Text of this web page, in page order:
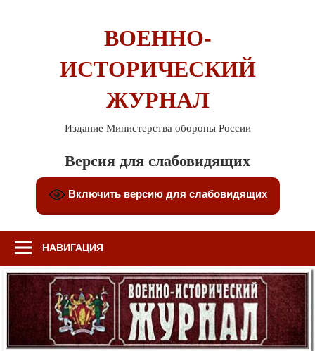
ВОЕННО-
ИСТОРИЧЕСКИЙ
ЖУРНАЛ
Издание Министерства обороны России
Версия для слабовидящих
Включить версию для слабовидящих
НАВИГАЦИЯ